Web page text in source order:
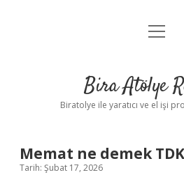
Anasayfa
Yasal Uyarı
menüyü
Bira Atölye
Biratolye ile yaratıcı ve el işi
Memat ne demek
Tarih: Şubat 17, 2026